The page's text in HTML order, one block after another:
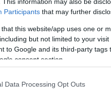
Participants that may further
that this website/app uses one or
but not limited to your
to Google and its third-party
consent section.
Data Processing Opt Outs
σταθμό της Εγνατίας,
ανά κυβικό μέτρο, 64
στο δημαρχείο.